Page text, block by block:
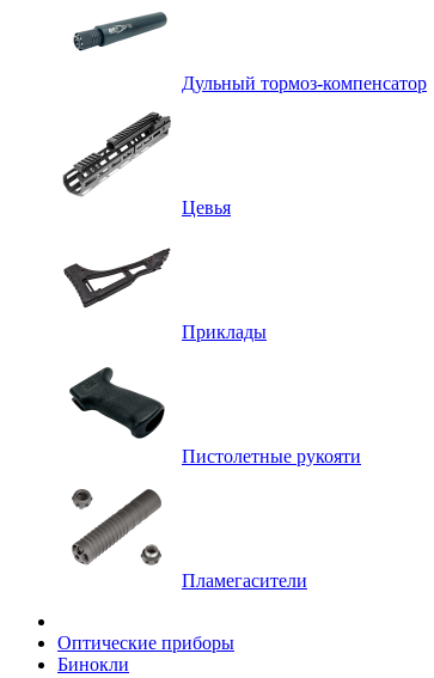
Дульный тормоз-компенсатор
Цевья
Приклады
Пистолетные рукояти
Пламегасители
Оптические приборы
Бинокли